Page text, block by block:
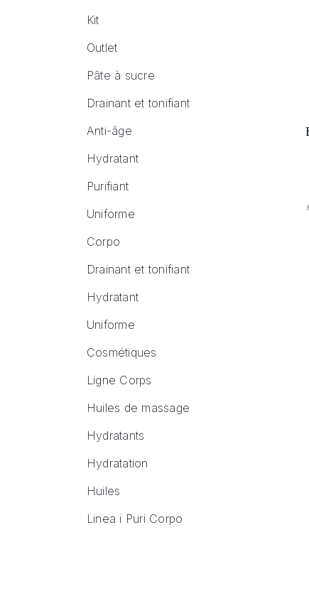
Kit
Outlet
Pâte à sucre
Drainant et tonifiant
Anti-âge
Hydratant
Purifiant
Uniforme
Corpo
Drainant et tonifiant
Hydratant
Uniforme
Cosmétiques
Ligne Corps
Huiles de massage
Hydratants
Hydratation
Huiles
Linea i Puri Corpo